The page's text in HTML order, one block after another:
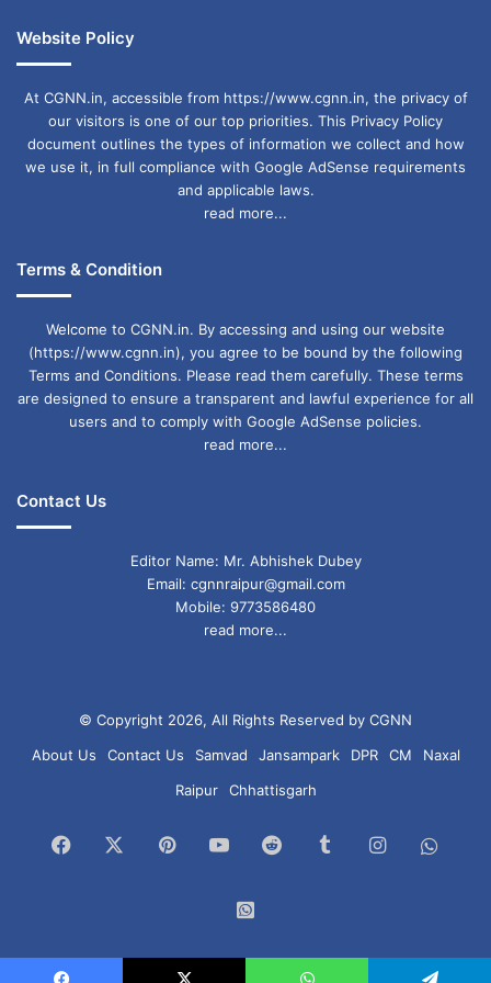
पर प्रतिकूल प्रभाव पड़ता है।
पहाड़ी कोरवा समाज में एक ओर पारंपरिक जीवनशैली और
सामाजिक मान्यताएं कायम हैं, वहीं दूसरी ओर शिक्षा, स्वास्थ्य
और जागरूकता के माध्यम से बदलाव की कोशिशें भी दिखाई
दे रही हैं। आने वाले समय में यह देखना महत्वपूर्ण होगा कि
बढ़ता है।
ढुकू प्रथा पर बढ़ी चिंता
पहाड़ी कोरवा समाज में कम उम्र में मातृत्व की चुनौती
Website Policy
At CGNN.in, accessible from https://www.cgnn.in, the privacy of
our visitors is one of our top priorities. This Privacy Policy
document outlines the types of information we collect and how
we use it, in full compliance with Google AdSense requirements
and applicable laws.
read more...
Terms & Condition
Welcome to CGNN.in. By accessing and using our website
(https://www.cgnn.in), you agree to be bound by the following
Terms and Conditions. Please read them carefully. These terms
are designed to ensure a transparent and lawful experience for all
users and to comply with Google AdSense policies.
read more...
Contact Us
Editor Name: Mr. Abhishek Dubey
Email: cgnnraipur@gmail.com
Mobile: 9773586480
read more...
© Copyright 2026, All Rights Reserved by CGNN
About Us
Contact Us Samvad Jansampark DPR CM
Naxal
Raipur
Chhattisgarh
Facebook PinterestYouTubeReddit TumblrInstagram
Group